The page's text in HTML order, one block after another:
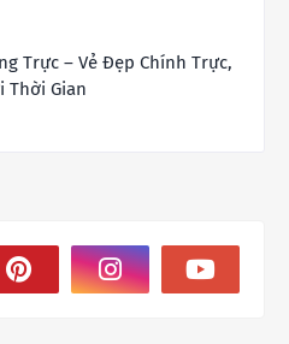
Trực – Vẻ Đẹp Chính Trực,
Thời Gian